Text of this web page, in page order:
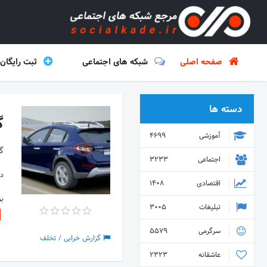
صفحه اصلی شبکه های اجتماعی ثبت
گزارش خرابی / تخلف
دسته ها
آموزشی
4699
اجتماعی
3233
اقتصادی
1408
تبلیغات
3005
سرگرمی
5579
عاشقانه
2323